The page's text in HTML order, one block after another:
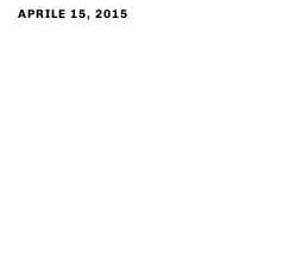
APRILE 15, 2015